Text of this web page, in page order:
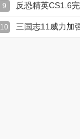
9 反恐精英CS1.6
版
10 三国志11威力加